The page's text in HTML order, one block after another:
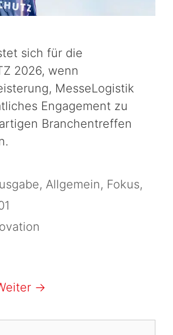
sich für die
2026, wenn
MesseLogistik
Engagement zu
Branchentreffen
, Allgemein, Fokus,
→